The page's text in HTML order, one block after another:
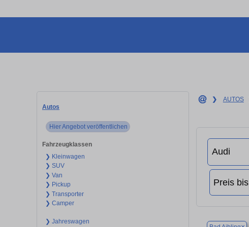
Autos
Hier Angebot veröffentlichen
Fahrzeugklassen
❯ Kleinwagen
❯ SUV
❯ Van
❯ Pickup
❯ Transporter
❯ Camper
❯ Jahreswagen
❯ AUTOS